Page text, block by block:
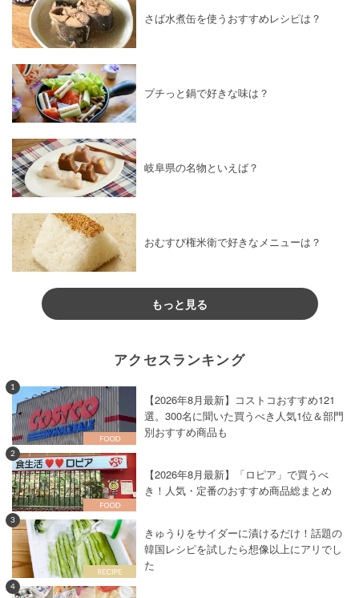
さば水煮缶を使うおすすめレシピは？
プチっと鍋で好きな味は？
岐阜県の名物といえば？
おむすび権米衛で好きなメニューは？
もっと見る
アクセスランキング
1
【2026年8月最新】コストコおすすめ121
選。300名に聞いた買うべき人気1位＆部門
別おすすめ商品も
2
【2026年8月最新】「ロピア」で買うべ
き！人気・定番のおすすめ商品総まとめ
3
きゅうりをサイダーに漬けるだけ！話題の
韓国レシピを試したら想像以上にアリでし
た
4